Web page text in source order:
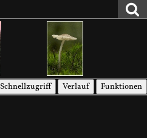
Schnellzugriff Verlauf Funktionen